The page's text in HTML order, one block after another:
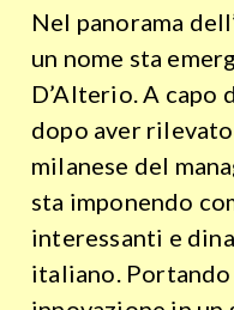
Nel panorama
un nome sta
D’Alterio. A capo
dopo aver
milanese del
sta imponendo
interessanti e
italiano. Portando